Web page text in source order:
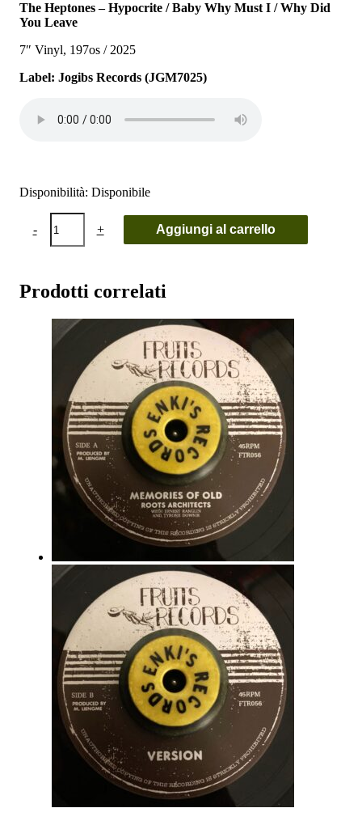
The Heptones – Hypocrite / Baby Why Must I / Why Did
You Leave
7″ Vinyl, 197os / 2025
Label: Jogibs Records (JGM7025)
Disponibilità: Disponibile
-
Heptones
Baby
+ Aggiungi al carrello
Prodotti correlati